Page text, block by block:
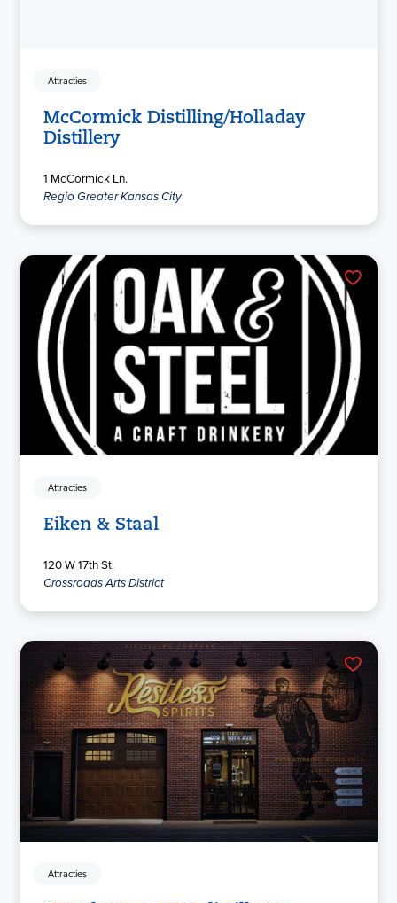
Attracties
McCormick Distilling/Holladay
Distillery
1 McCormick Ln.
Regio Greater Kansas City
Attracties
Eiken & Staal
120 W 17th St.
Crossroads Arts District
Attracties